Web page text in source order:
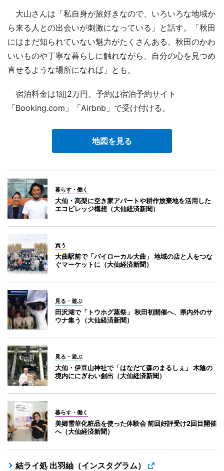
大山さんは「私自身が旅好きなので、いろいろな地域か
ら来る人との出会いが刺激になっている」と話す。「秋田
にはまだ知られていない魅力がたくさんある。秋田のかわ
いいものや丁寧な暮らしに触れながら、自分の心を見つめ
直せるような場所になれば」とも。
宿泊料金は1組2万円。予約は宿泊予約サイト
「Booking.com」「Airbnb」で受け付ける。
地図を見る
暮らす・働く
大仙・高梨に空き家アパートや耕作放棄地を活用した
エコビレッジ構想（大仙経済新聞）
買う
大曲駅前で「バイローカル大曲」 地域の店と人をつな
ぐマーケットに（大仙経済新聞）
見る・遊ぶ
田沢湖で「トウホグ蒸祭」 秋田初開催へ、県内外のサ
ウナ集う（大仙経済新聞）
見る・遊ぶ
大仙・伊豆山神社で「はなだて森のまるしぇ」 木陰の
境内ににぎわい創出（大仙経済新聞）
暮らす・働く
美郷雪華化粧品を使った体験会 前回好評受け2回目開催
へ（大仙経済新聞）
結ライ処 出羽紬（インスタグラム）